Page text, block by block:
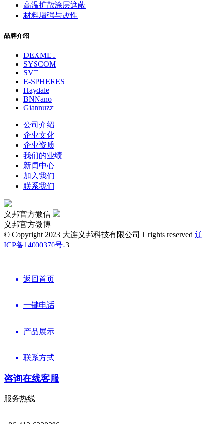
高温扩散涂层遮蔽
材料增强与改性
品牌介绍
DEXMET
SYSCOM
SVT
E-SPHERES
Haydale
BNNano
Giannuzzi
公司介绍
企业文化
企业资质
我们的业绩
新闻中心
加入我们
联系我们
义邦官方微信
义邦官方微博
© Copyright 2023 大连义邦科技有限公司 ll rights reserved 辽
ICP备14000370号-3
返回首页
一键电话
产品展示
联系方式
咨询在线客服
服务热线